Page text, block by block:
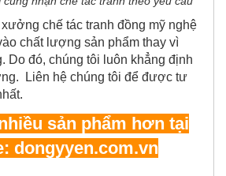
xưởng chế tác tranh đồng mỹ nghệ
chất lượng sản phẩm thay vì
Do đó, chúng tôi luôn khẳng định
Liên hệ chúng tôi để được tư
sản phẩm hơn tại
dongyyen.com.vn